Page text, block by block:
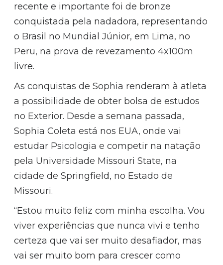
recente e importante foi de bronze
conquistada pela nadadora, representando
o Brasil no Mundial Júnior, em Lima, no
Peru, na prova de revezamento 4x100m
livre.
As conquistas de Sophia renderam à atleta
a possibilidade de obter bolsa de estudos
no Exterior. Desde a semana passada,
Sophia Coleta está nos EUA, onde vai
estudar Psicologia e competir na natação
pela Universidade Missouri State, na
cidade de Springfield, no Estado de
Missouri.
“Estou muito feliz com minha escolha. Vou
viver experiências que nunca vivi e tenho
certeza que vai ser muito desafiador, mas
vai ser muito bom para crescer como